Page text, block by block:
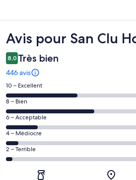
Avis
Avis pour San Clu
8,0 Très bien
446 avis
Note
de 10
–
Excellent,
d’après
150 avis
sur 446.
10 – Excellent
Note
de 8
–
Bien,
d’après
187 avis
8 – Bien
Note
de 6
–
Acceptable,
d’après
6 – Acceptable
Note
de 4
–
4 – Médiocre
Note
de 2
2 – Terrible